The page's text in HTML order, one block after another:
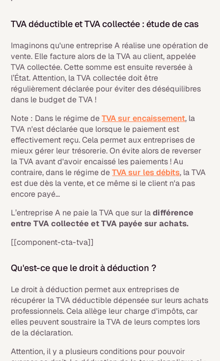
TVA déductible et TVA collectée : étude de cas
Imaginons qu'une entreprise A réalise une opération de
vente. Elle facture alors de la TVA au client, appelée
TVA collectée. Cette somme est ensuite reversée à
l’État. Attention, la TVA collectée doit être
régulièrement déclarée pour éviter des déséquilibres
dans le budget de TVA !
Note : Dans le régime deTVA sur encaissement, la
TVA n'est déclarée que lorsque le paiement est
effectivement reçu. Cela permet aux entreprises de
mieux gérer leur trésorerie. On évite alors de reverser
la TVA avant d'avoir encaissé les paiements ! Au
contraire, dans le régime deTVA sur les débits, la TVA
est due dès la vente, et ce même si le client n'a pas
encore payé…
L’entreprise A ne paie la TVA que sur ladifférence
entre TVA collectée et TVA payée sur achats.
[[component-cta-tva]]
Qu'est-ce que le droit à déduction ?
Le droit à déduction permet aux entreprises de
récupérer la TVA déductible dépensée sur leurs achats
professionnels. Cela allège leur charge d'impôts, car
elles peuvent soustraire la TVA de leurs comptes lors
de la déclaration.
Attention, il y a plusieurs conditions pour pouvoir